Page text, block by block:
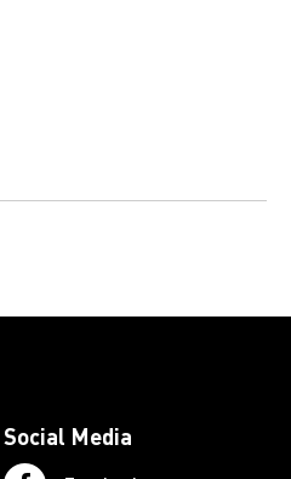
Social Media